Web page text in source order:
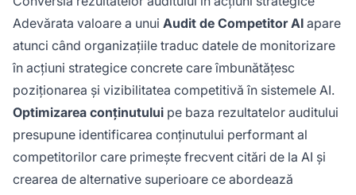
Adevărata valoare a unui Audit de Competitor AI apare
atunci când organizațiile traduc datele de monitorizare
în acțiuni strategice concrete care îmbunătățesc
poziționarea și vizibilitatea competitivă în sistemele AI.
Optimizarea conținutului pe baza rezultatelor auditului
presupune identificarea conținutului performant al
competitorilor care primește frecvent citări de la AI și
crearea de alternative superioare ce abordează